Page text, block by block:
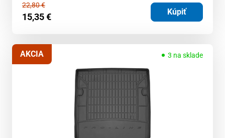
22,80€
15,35€ Kúpiť
3 na sklade
AKCIA